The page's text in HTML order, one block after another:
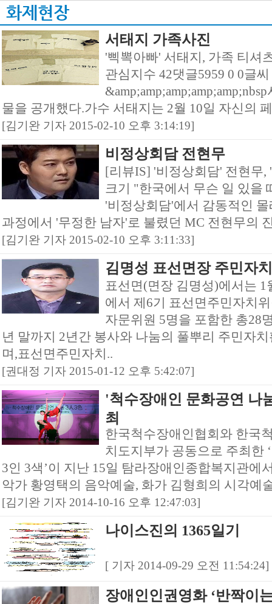
화제현장
서태지 가족사진
'삑뽁아빠' 서태지, 가족 티셔
관심지수 42댓글5959 0 0글
물을 공개했다.가수 서태지는 2월 10일 자신의
[김기완 기자 2015-02-10 오후 3:14:19]
비정상회담 전현무
[리뷰IS] '비정상회담' 전현무
크기 "한국에서 무슨 일 있을
'비정상회담'에서 감동적인
과정에서 '무정한 남자'로 불렸던 MC 전현무의
[김기완 기자 2015-02-10 오후 3:11:33]
김명성 표선면장 주민자
표선면(면장 김명성)에서는
에서 제6기 표선면주민자치
자문위원 5명을 포함한 총28
년 말까지 2년간 봉사와 나눔의 풀뿌리 주민자
며,표선면주민자치..
[권대정 기자 2015-01-12 오후 5:42:07]
'척수장애인 문화공연 나
최
한국척수장애인협회와 한국
치도지부가 공동으로 주최한
3인 3색’이 지난 15일 탐라장애인종합복지관에
악가 황영택의 음악예술, 화가 김형희의 시각예
[김기완 기자 2014-10-16 오후 12:47:03]
나이스진의 1365일기
[ 기자 2014-09-29 오전 11:54:24]
장애인인권영화 ‘반짝이